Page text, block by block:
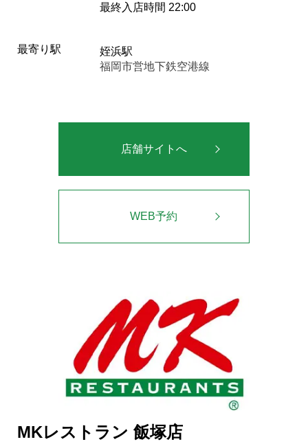
最終入店時間 22:00
最寄り駅
姪浜駅
福岡市営地下鉄空港線
店舗サイトへ
WEB予約
MKレストラン 飯塚店